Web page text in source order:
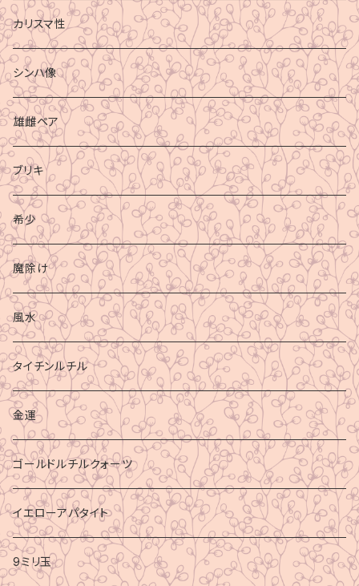
カリスマ性
シンハ像
雄雌ペア
ブリキ
希少
魔除け
風水
タイチンルチル
金運
ゴールドルチルクォーツ
イエローアパタイト
9ミリ玉